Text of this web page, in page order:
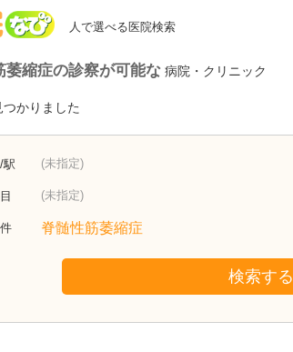
人で選べる医院検索
萎縮症の診察が可能な 病院・クリニック
つかりました
駅 (未指定)
(未指定)
脊髄性筋萎縮症
検索する